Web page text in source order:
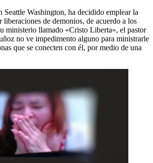
Seattle Washington, ha decidido emplear la
liberaciones de demonios, de acuerdo a los
ministerio llamado «Cristo Liberta», el pastor
no ve impedimento alguno para ministrarle
que se conecten con él, por medio de una